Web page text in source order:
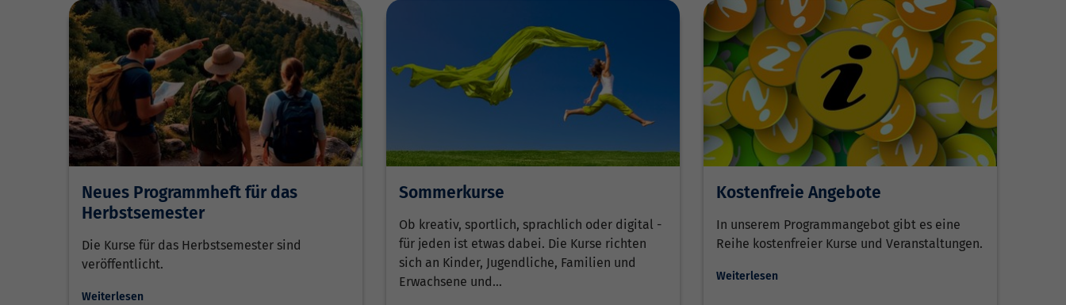
Neues Programmheft für das
Herbstsemester
Die Kurse für das Herbstsemester sind
veröffentlicht.
Weiterlesen
Sommerkurse
Ob kreativ, sportlich, sprachlich oder digital -
für jeden ist etwas dabei. Die Kurse richten
sich an Kinder, Jugendliche, Familien und
Erwachsene und…
Kostenfreie Angebote
In unserem Programmangebot gibt es eine
Reihe kostenfreier Kurse und Veranstaltungen.
Weiterlesen